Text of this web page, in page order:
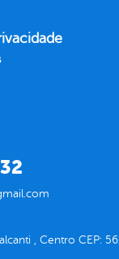
, Centro CEP: